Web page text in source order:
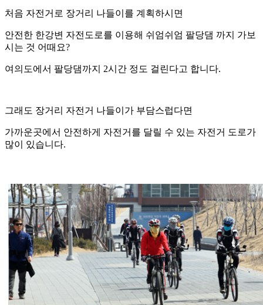
처음 자전거로 장거리 나들이를 계획하시면
안전한 한강변 자전도로를 이용해 쉬엄쉬엄 팔당댐 까지 가보
시는 것 어때요?
여의도에서 팔당댐까지 2시간 정도 걸린다고 합니다.
그래도 장거리 자전거 나들이가 부담스럽다면
가까운곳에서 안전하게 자전거를 달릴 수 있는 자전거 도로가
많이 있습니다.